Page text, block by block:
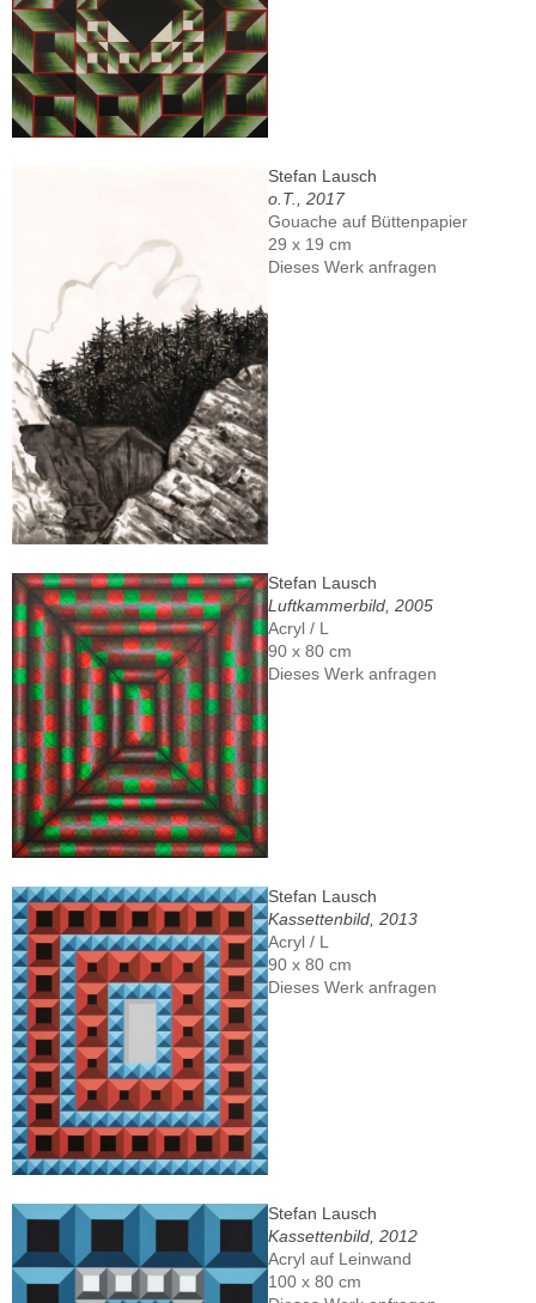
Stefan Lausch
o.T., 2017
Gouache auf Büttenpapier
29 x 19 cm
Dieses Werk anfragen
Stefan Lausch
Luftkammerbild, 2005
Acryl / L
90 x 80 cm
Dieses Werk anfragen
Stefan Lausch
Kassettenbild, 2013
Acryl / L
90 x 80 cm
Dieses Werk anfragen
Stefan Lausch
Kassettenbild, 2012
Acryl auf Leinwand
100 x 80 cm